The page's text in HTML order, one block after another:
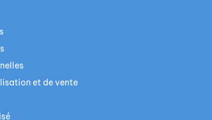
et de vente